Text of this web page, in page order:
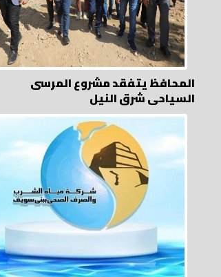
المحافظ يتفقد مشروع المرسى
السياحى شرق النيل